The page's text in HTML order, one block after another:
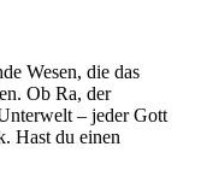
Wesen, die das
Ob Ra, der
– jeder Gott
Hast du einen